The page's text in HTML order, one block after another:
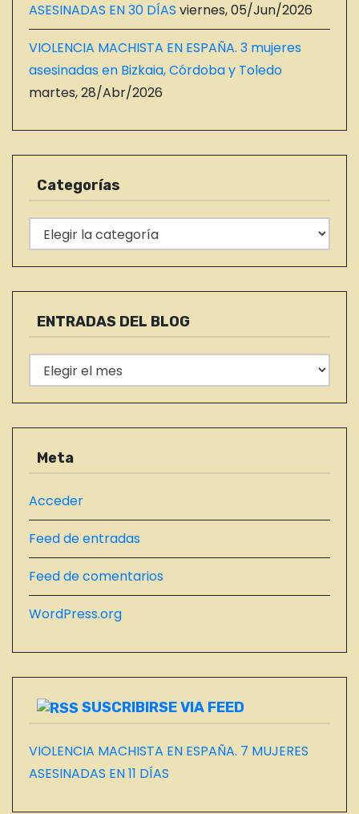
ASESINADAS EN 30 DÍAS viernes, 05/Jun/2026
VIOLENCIA MACHISTA EN ESPAÑA. 3 mujeres
asesinadas en Bizkaia, Córdoba y Toledo
martes, 28/Abr/2026
Categorías
a
t
e
í
a
s
ENTRADAS DEL BLOG
N
T
R
A
S
D
B
O
G
Meta
Acceder
Feed de entradas
Feed de comentarios
WordPress.org
SUSCRIBIRSE VIA FEED
VIOLENCIA MACHISTA EN ESPAÑA. 7 MUJERES
ASESINADAS EN 11 DÍAS